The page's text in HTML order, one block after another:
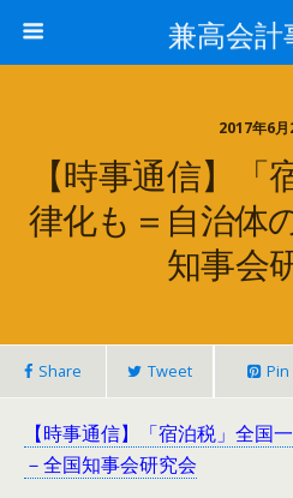
兼高会計
2017年6月
【時事通信】
律化も＝自治体
知事会
Share Tweet Pin
【時事通信】「宿泊税」全国
－全国知事会研究会